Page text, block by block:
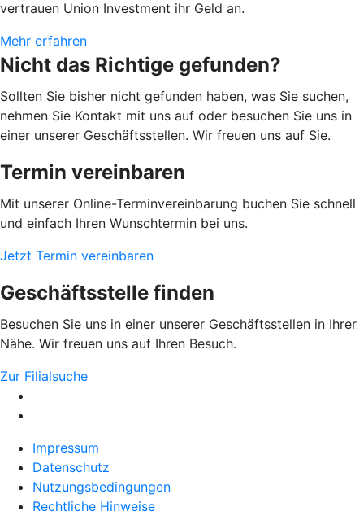
vertrauen Union Investment ihr Geld an.
Mehr erfahren
Nicht das Richtige gefunden?
Sollten Sie bisher nicht gefunden haben, was Sie suchen,
nehmen Sie Kontakt mit uns auf oder besuchen Sie uns in
einer unserer Geschäftsstellen. Wir freuen uns auf Sie.
Termin vereinbaren
Mit unserer Online-Terminvereinbarung buchen Sie schnell
und einfach Ihren Wunschtermin bei uns.
Jetzt Termin vereinbaren
Geschäftsstelle finden
Besuchen Sie uns in einer unserer Geschäftsstellen in Ihrer
Nähe. Wir freuen uns auf Ihren Besuch.
Zur Filialsuche
Impressum
Datenschutz
Nutzungsbedingungen
Rechtliche Hinweise